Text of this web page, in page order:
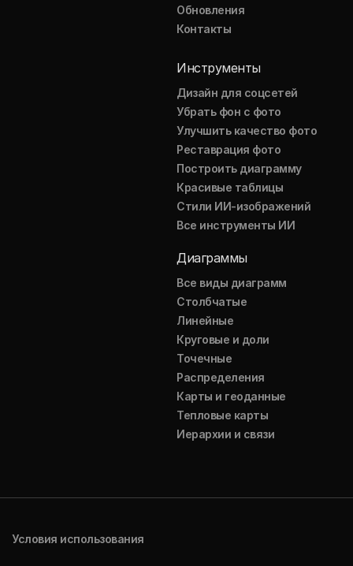
Обновления
Контакты
Инструменты
Дизайн для соцсетей
Убрать фон с фото
Улучшить качество фото
Реставрация фото
Построить диаграмму
Красивые таблицы
Стили ИИ-изображений
Все инструменты ИИ
Диаграммы
Все виды диаграмм
Столбчатые
Линейные
Круговые и доли
Точечные
Распределения
Карты и геоданные
Тепловые карты
Иерархии и связи
Условия использования